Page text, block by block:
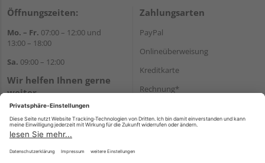
Öffnungszeiten:
Mo. – Fr. 07:00 – 12:00 und
13:00 – 18:00
Sa. 09:00 – 12:00
Wir helfen Ihnen gerne
weiter
Tel.:+49 8122 14197
E-Mail:vertrieb@holz-liebl.de
Zahlungsarten
PayPal
Onlineüberweisung
Kreditkarte
Rechnung*
Versand